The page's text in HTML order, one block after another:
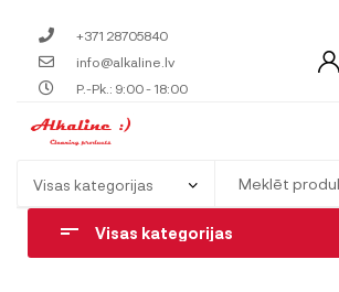
+371 28705840
info@alkaline.lv
P.-Pk.: 9:00 - 18:00
Visas kategorijas